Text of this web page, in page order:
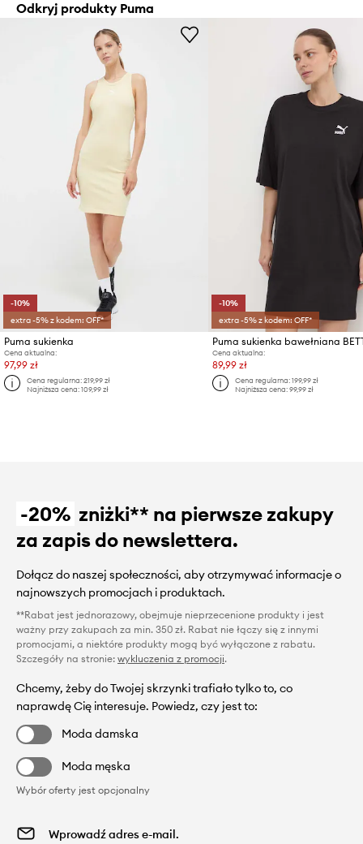
Odkryj produkty Puma
-10%
extra -5% z kodem: OFF*
Puma sukienka
Cena aktualna:
97,99 zł
Cena regularna:219,99 zł
Najniższa cena:109,99 zł
-10%
extra -5% z kodem: OFF*
Cena aktualna:
89,99 zł
Cena regularna:199,99 zł
Najniższa cena:99,99 zł
-20% zniżki** na pierwsze zakupy
za zapis do newslettera.
Dołącz do naszej społeczności, aby otrzymywać informacje o
najnowszych promocjach i produktach.
**Rabat jest jednorazowy, obejmuje nieprzecenione produkty i jest
ważny przy zakupach za min. 350 zł. Rabat nie łączy się z innymi
promocjami, a niektóre produkty mogą być wyłączone z rabatu.
Szczegóły na stronie: wykluczenia z promocji.
Chcemy, żeby do Twojej skrzynki trafiało tylko to, co
naprawdę Cię interesuje. Powiedz, czy jest to:
Moda damska
Moda męska
Wybór oferty jest opcjonalny